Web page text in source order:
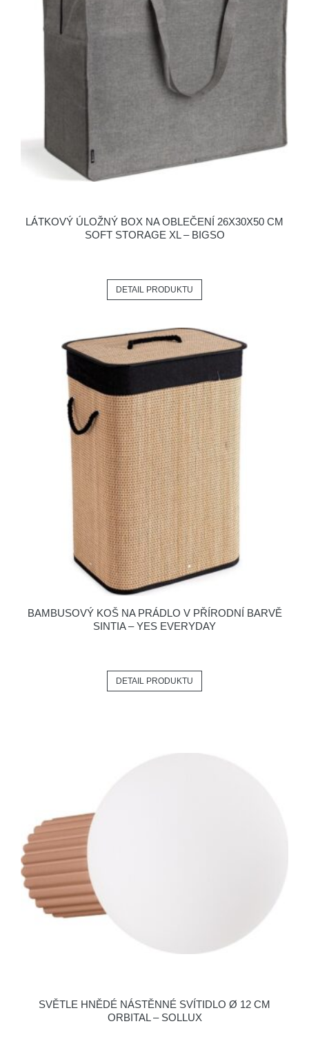
LÁTKOVÝ ÚLOŽNÝ BOX NA OBLEČENÍ 26X30X50 CM
SOFT STORAGE XL – BIGSO
DETAIL PRODUKTU
BAMBUSOVÝ KOŠ NA PRÁDLO V PŘÍRODNÍ BARVĚ
SINTIA – YES EVERYDAY
DETAIL PRODUKTU
SVĚTLE HNĚDÉ NÁSTĚNNÉ SVÍTIDLO Ø 12 CM
ORBITAL – SOLLUX